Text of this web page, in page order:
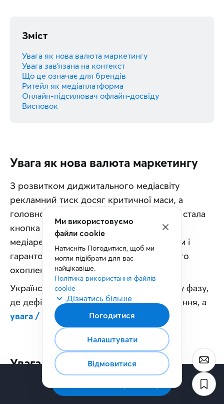
Зміст
Увага як нова валюта маркетингу
Увага зав’язана на контекст
Що це означає для брендів
Ритейл як медіаплатформа
Онлайн-підсилювач офлайн-досвіду
Висновок
Увага як нова валюта маркетингу
З розвитком диджитального медіасвіту
рекламний тиск досяг критичної маси, а
головною кнопкою кожного споживача стала
кнопка відмови (Cancel). Стара модель
медіареклами, коли головним завданням і
гарантом успіху була розбудова великого
охоплення, почала давати збій.
Український ринок реклами перейшов у фазу,
увага / уважне охоплення.
Увага зав’язана на контекст
З психологічної точки зору людина не
Ми використовуємо
файли cookie
Натисніть Погодитися, щоб ми
могли підібрати для вас
найцікавіше.
Політика використання файлів
cookie
Дізнатись більше
Погодитися
Налаштувати
Відмовитися